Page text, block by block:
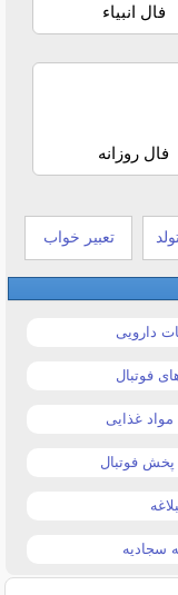
فال انبیاء
فال روزانه
تعبیر خواب
دارویی
فوتبال
مواد غذایی
فوتبال
سجادیه